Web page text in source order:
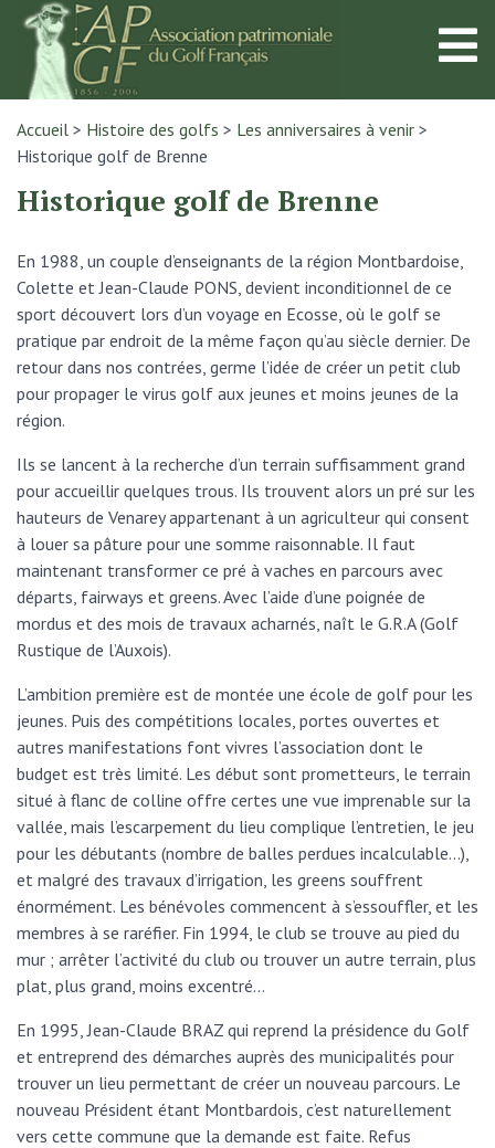
Accueil > Histoire des golfs > Les anniversaires à venir >
Historique golf de Brenne
Historique golf de Brenne
En 1988, un couple d’enseignants de la région Montbardoise,
Colette et Jean-Claude PONS, devient inconditionnel de ce
sport découvert lors d’un voyage en Ecosse, où le golf se
pratique par endroit de la même façon qu’au siècle dernier. De
retour dans nos contrées, germe l’idée de créer un petit club
pour propager le virus golf aux jeunes et moins jeunes de la
région.
Ils se lancent à la recherche d’un terrain suffisamment grand
pour accueillir quelques trous. Ils trouvent alors un pré sur les
hauteurs de Venarey appartenant à un agriculteur qui consent
à louer sa pâture pour une somme raisonnable. Il faut
maintenant transformer ce pré à vaches en parcours avec
départs, fairways et greens. Avec l’aide d’une poignée de
mordus et des mois de travaux acharnés, naît le G.R.A (Golf
Rustique de l’Auxois).
L’ambition première est de montée une école de golf pour les
jeunes. Puis des compétitions locales, portes ouvertes et
autres manifestations font vivres l’association dont le
budget est très limité. Les début sont prometteurs, le terrain
situé à flanc de colline offre certes une vue imprenable sur la
vallée, mais l’escarpement du lieu complique l’entretien, le jeu
pour les débutants (nombre de balles perdues incalculable…),
et malgré des travaux d’irrigation, les greens souffrent
énormément. Les bénévoles commencent à s’essouffler, et les
membres à se raréfier. Fin 1994, le club se trouve au pied du
mur ; arrêter l’activité du club ou trouver un autre terrain, plus
plat, plus grand, moins excentré…
En 1995, Jean-Claude BRAZ qui reprend la présidence du Golf
et entreprend des démarches auprès des municipalités pour
trouver un lieu permettant de créer un nouveau parcours. Le
nouveau Président étant Montbardois, c’est naturellement
vers cette commune que la demande est faite. Refus